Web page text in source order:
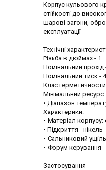
Корпус кульового
стійкості до
шарові загони,
експлуатації
Технічні
Різьба в дюймах - 1
Номінальний
Номінальний тиск -
Клас
Мінімальний ресурс:
• Діапазон
Характерики:
•-Матеріал корпусу:
• Підкриття - нікель
•-Сальниковий
•-Форум керування -
Застосування